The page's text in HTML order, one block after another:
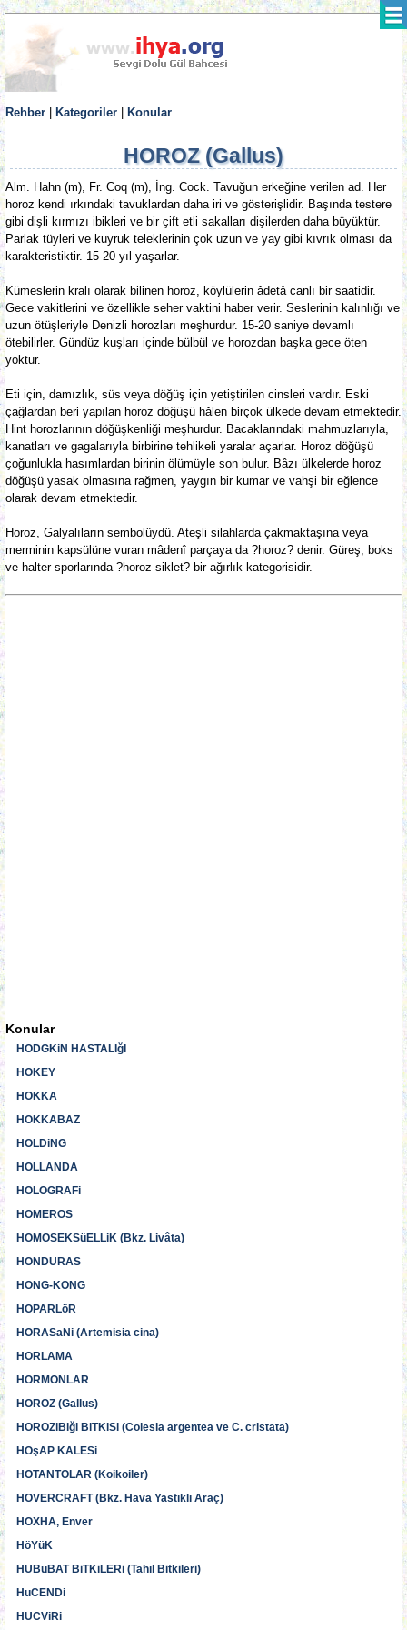
Rehber Kategoriler Konular
HOROZ (Gallus)
Alm. Hahn (m), Fr. Coq (m), İng. Cock. Tavuğun erkeğine verilen ad. Her
horoz kendi ırkındaki tavuklardan daha iri ve gösterişlidir. Başında testere
gibi dişli kırmızı ibikleri ve bir çift etli sakalları dişilerden daha büyüktür.
Parlak tüyleri ve kuyruk teleklerinin çok uzun ve yay gibi kıvrık olması da
karakteristiktir. 15-20 yıl yaşarlar.
Kümeslerin kralı olarak bilinen horoz, köylülerin âdetâ canlı bir saatidir.
Gece vakitlerini ve özellikle seher vaktini haber verir. Seslerinin kalınlığı ve
uzun ötüşleriyle Denizli horozları meşhurdur. 15-20 saniye devamlı
ötebilirler. Gündüz kuşları içinde bülbül ve horozdan başka gece öten
yoktur.
Eti için, damızlık, süs veya döğüş için yetiştirilen cinsleri vardır. Eski
çağlardan beri yapılan horoz döğüşü hâlen birçok ülkede devam etmektedir.
Hint horozlarının döğüşkenliği meşhurdur. Bacaklarındaki mahmuzlarıyla,
kanatları ve gagalarıyla birbirine tehlikeli yaralar açarlar. Horoz döğüşü
çoğunlukla hasımlardan birinin ölümüyle son bulur. Bâzı ülkelerde horoz
döğüşü yasak olmasına rağmen, yaygın bir kumar ve vahşi bir eğlence
olarak devam etmektedir.
Horoz, Galyalıların sembolüydü. Ateşli silahlarda çakmaktaşına veya
merminin kapsülüne vuran mâdenî parçaya da ?horoz? denir. Güreş, boks
ve halter sporlarında ?horoz siklet? bir ağırlık kategorisidir.
Konular
HODGKiN HASTALIğI
HOKEY
HOKKA
HOKKABAZ
HOLDiNG
HOLLANDA
HOLOGRAFi
HOMEROS
HOMOSEKSüELLiK (Bkz. Livâta)
HONDURAS
HONG-KONG
HOPARLöR
HORASaNi (Artemisia cina)
HORLAMA
HORMONLAR
HOROZ (Gallus)
HOROZiBiği BiTKiSi (Colesia argentea ve C. cristata)
HOşAP KALESi
HOTANTOLAR (Koikoiler)
HOVERCRAFT (Bkz. Hava Yastıklı Araç)
HOXHA, Enver
HöYüK
HUBuBAT BiTKiLERi (Tahıl Bitkileri)
HuCENDi
HUCViRi